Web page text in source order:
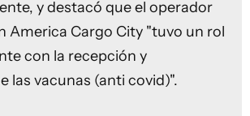
y destacó que el operador
America Cargo City "tuvo un rol
con la recepción y
las vacunas (anti covid)".